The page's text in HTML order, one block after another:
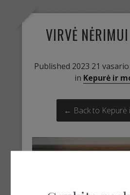
VIRVĖ
Published 2023 21 vasario
in Kepurė ir
← Back to Kepurė